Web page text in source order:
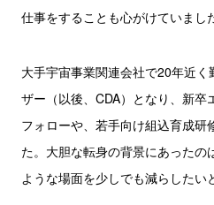
仕事をすることも心がけていまし
大手宇宙事業関連会社で20年近
ザー（以後、CDA）となり、新
フォローや、若手向け組込育成研
た。大胆な転身の背景にあったの
ような場面を少しでも減らしたい